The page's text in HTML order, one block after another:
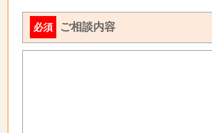
必須 ご相談内容